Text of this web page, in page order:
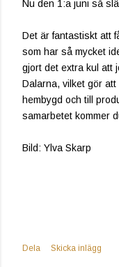
Nu den 1:a juni så
Det är fantastiskt att
som har så mycket
gjort det extra kul att
Dalarna, vilket gör att
hembygd och till
samarbetet kommer
Bild: Ylva Skarp
Dela Skicka inlägg